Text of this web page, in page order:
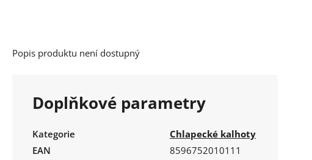
Popis produktu není dostupný
Doplňkové parametry
Kategorie
Chlapecké kalhoty
EAN
8596752010111